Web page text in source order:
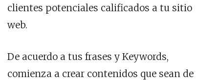
clientes potenciales calificados a tu sitio
web.
De acuerdo a tus frases y Keywords,
comienza a crear contenidos que sean de